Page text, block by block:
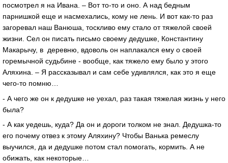
посмотрел я на Ивана. – Вот то-то и оно. А над бедным
парнишкой еще и насмехались, кому не лень. И вот как-то раз
загоревал наш Ванюша, тоскливо ему стало от тяжелой своей
жизни. Сел он писать письмо своему дедушке, Константину
Макарычу, в деревню, вдоволь он наплакался ему о своей
горемычной судьбине - вообще, как тяжело ему было у этого
Аляхина. – Я рассказывал и сам себе удивлялся, как это я еще
чего-то помню…
- А чего же он к дедушке не уехал, раз такая тяжелая жизнь у него
была?
- А как уедешь, куда? Да он и дороги толком не знал. Дедушка-то
его почему отвез к этому Аляхину? Чтобы Ванька ремеслу
выучился, да и дедушке потом стал помогать, кормить. А не
обижать, как некоторые…